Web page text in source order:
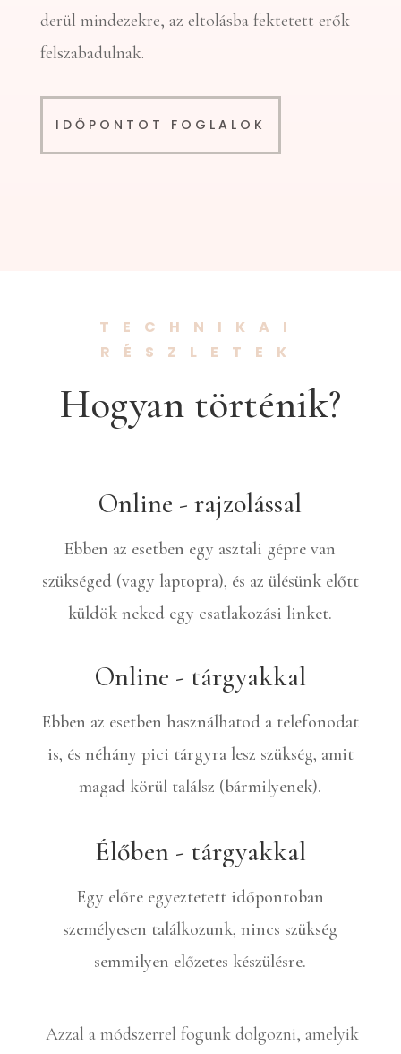
derül mindezekre, az eltolásba fektetett erők
felszabadulnak.
IDŐPONTOT FOGLALOK
TECHNIKAI
RÉSZLETEK
Hogyan történik?
Online - rajzolással
Ebben az esetben egy asztali gépre van
szükséged (vagy laptopra), és az ülésünk előtt
küldök neked egy csatlakozási linket.
Online - tárgyakkal
Ebben az esetben használhatod a telefonodat
is, és néhány pici tárgyra lesz szükség, amit
magad körül találsz (bármilyenek).
Élőben - tárgyakkal
Egy előre egyeztetett időpontoban
személyesen találkozunk, nincs szükség
semmilyen előzetes készülésre.
Azzal a módszerrel fogunk dolgozni, amelyik